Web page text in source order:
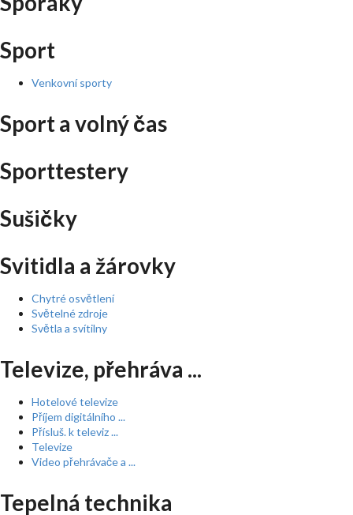
Sport
Venkovní sporty
Sport a volný čas
Sporttestery
Sušičky
Svitidla a žárovky
Chytré osvětlení
Světelné zdroje
Světla a svítilny
Televize, přehráva ...
Hotelové televize
Příjem digitálního ...
Přísluš. k televiz ...
Televize
Video přehrávače a ...
Tepelná technika